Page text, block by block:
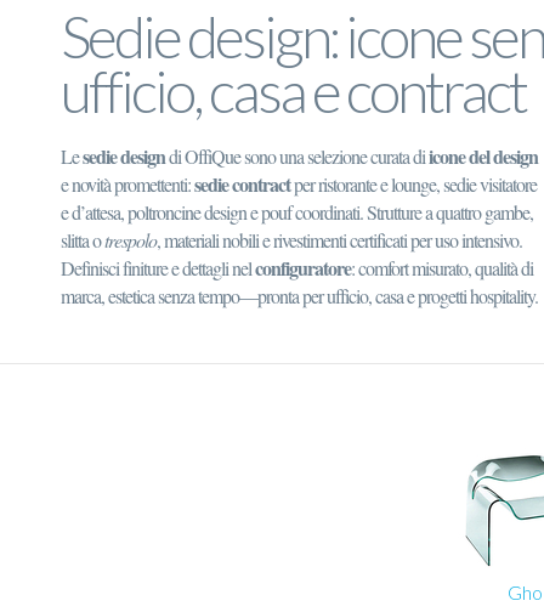
Sedie design: icone
ufficio, casa e contract
Lesedie designdi OffiQue sono una selezione curata diicone del design
e novità promettenti:sedie contractper ristorante e lounge, sedie visitatore
e d’attesa, poltroncine design e pouf coordinati. Strutture a quattro gambe,
slitta otrespolo, materiali nobili e rivestimenti certificati per uso intensivo.
Definisci finiture e dettagli nelconfiguratore: comfort misurato, qualità di
marca, estetica senza tempo—pronta per ufficio, casa e progetti hospitality.